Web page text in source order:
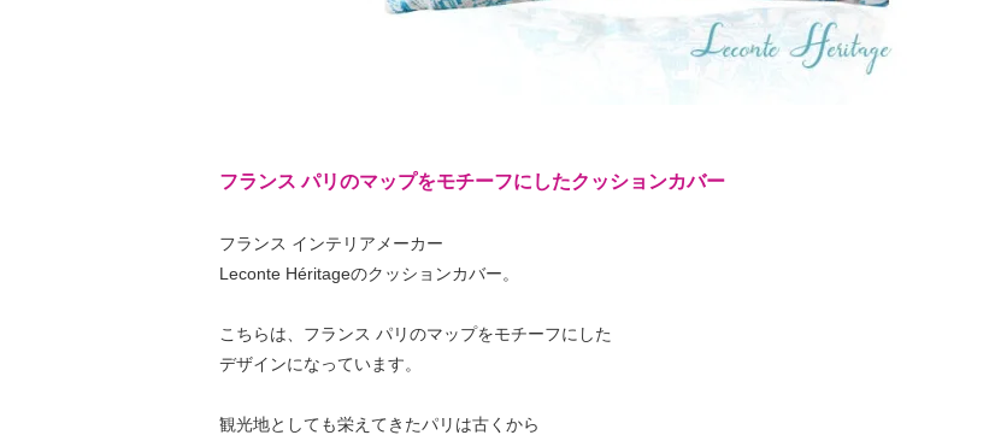
フランス パリのマップをモチーフにしたクッションカバー
フランス インテリアメーカー
Leconte Héritageのクッションカバー。
こちらは、フランス パリのマップをモチーフにした
デザインになっています。
観光地としても栄えてきたパリは古くから